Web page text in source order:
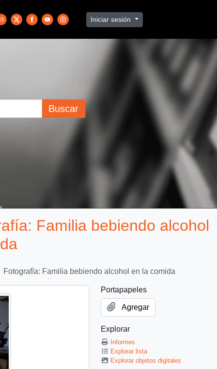
Iniciar sesión
Buscar
Familia bebiendo alcohol
Fotografía: Familia bebiendo alcohol en la comida
Portapapeles
Agregar
Explorar
Informes
Explorar lista
Explorar objetos digitales